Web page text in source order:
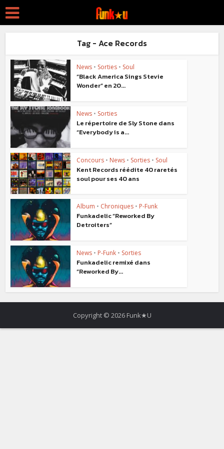
Tag - Ace Records
News • Sorties • Soul
“Black America Sings Stevie
Wonder” en 20...
News • Sorties
Le répertoire de Sly Stone dans
“Everybody is a...
Concours • News • Sorties • Soul
Kent Records réédite 40 raretés
soul pour ses 40 ans
Album • Chroniques • P-Funk
Funkadelic “Reworked By
Detroiters”
News • P-Funk • Sorties
Funkadelic remixé dans
“Reworked By...
Copyright © 2026 Funk★U